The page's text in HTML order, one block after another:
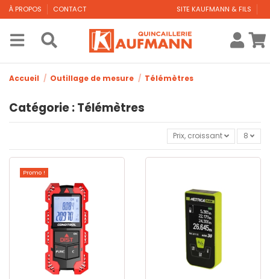
À PROPOS CONTACT SITE KAUFMANN & FILS
Accueil Outillage de mesure Télémètres
Catégorie : Télémètres
Prix, croissant 8
Promo !